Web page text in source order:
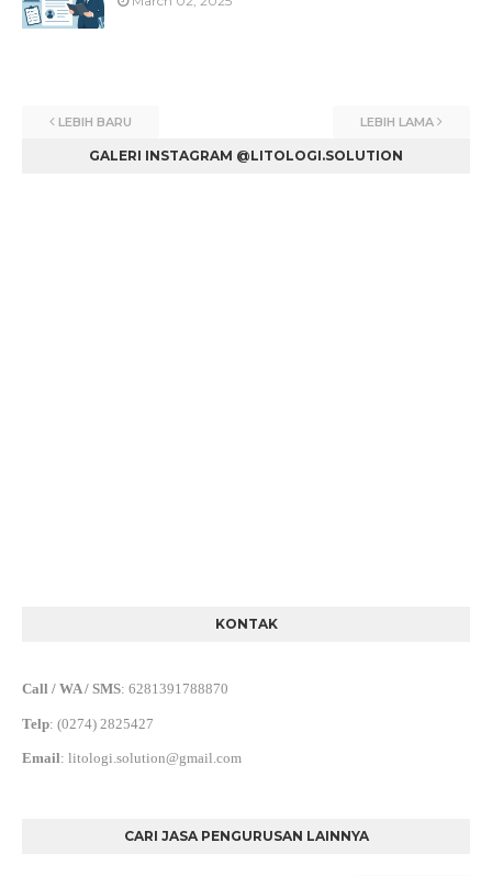
LEBIH BARU LEBIH LAMA
GALERI INSTAGRAM @LITOLOGI.SOLUTION
KONTAK
Call / WA / SMS: 6281391788870
Telp: (0274) 2825427
Email: litologi.solution@gmail.com
CARI JASA PENGURUSAN LAINNYA